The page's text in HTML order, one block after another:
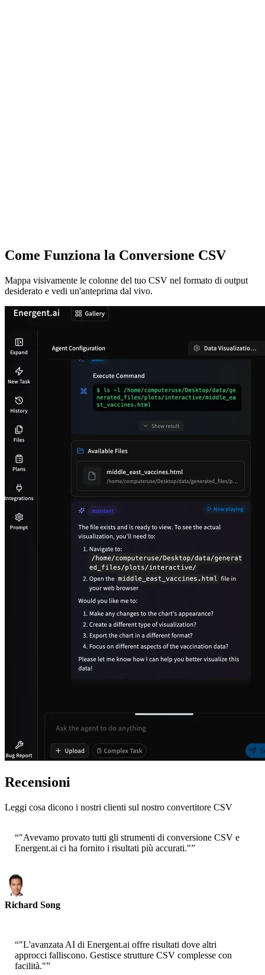
Come Funziona la Conversione CSV
Mappa visivamente le colonne del tuo CSV nel formato di output
desiderato e vedi un'anteprima dal vivo.
Recensioni
Leggi cosa dicono i nostri clienti sul nostro convertitore CSV
“"Avevamo provato tutti gli strumenti di conversione CSV e
Energent.ai ci ha fornito i risultati più accurati."”
Richard Song
“"L'avanzata AI di Energent.ai offre risultati dove altri
approcci falliscono. Gestisce strutture CSV complesse con
facilità."”